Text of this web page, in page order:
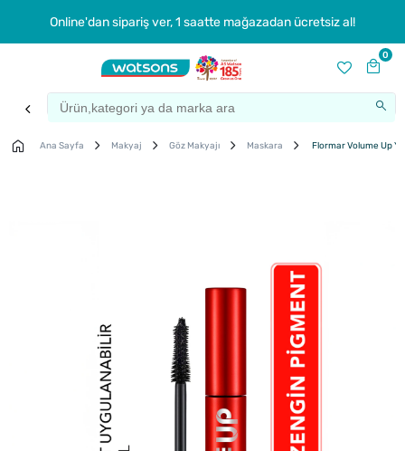
Online'dan sipariş ver, 1 saatte mağazadan ücretsiz al!
0
Ana Sayfa Makyaj Göz Makyajı Maskara Flormar Volume Up